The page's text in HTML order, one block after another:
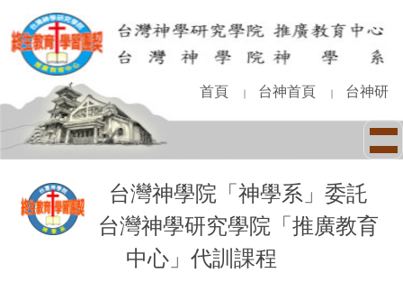
到
主
容
區
首頁 ｜ 台神首頁 ｜ 台神研
台灣神學院「神學系」委託
台灣神學研究學院「推廣教育
中心」代訓課程